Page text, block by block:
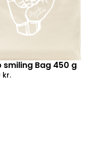
smiling Bag 450 g
kr.